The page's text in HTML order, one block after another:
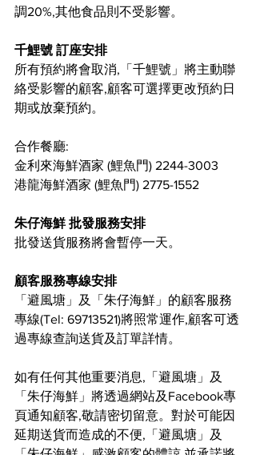
調20%,其他食品則不受影響。
千鯉號 訂座安排
所有預約將會取消,「千鯉號」將主動聯
絡受影響的顧客,顧客可選擇更改預約日
期或放棄預約。
合作餐廳:
金利來海鮮酒家 (鯉魚門) 2244-3003
港龍海鮮酒家 (鯉魚門) 2775-1552
朱仔海鮮 批發服務安排
批發送貨服務將會暫停一天。
顧客服務專線安排
「避風塘」及「朱仔海鮮」的顧客服務
專線(Tel: 69713521)將照常運作,顧客可透
過專線查詢送貨及訂單詳情。
如有任何其他重要消息,「避風塘」及
「朱仔海鮮」將透過網站及Facebook專
頁通知顧客,敬請密切留意。對於可能因
延期送貨而造成的不便,「避風塘」及